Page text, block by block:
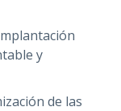
y
de las